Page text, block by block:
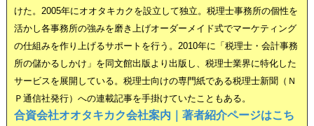
けた。2005年にオオタキカクを設立して独立。税理士事務所の個性を
活かし各事務所の強みを磨き上げオーダーメイド式でマーケティング
の仕組みを作り上げるサポートを行う。2010年に「税理士・会計事務
所の儲かるしかけ」を同文館出版より出版し、税理士業界に特化した
サービスを展開している。税理士向けの専門紙である税理士新聞（Ｎ
Ｐ通信社発行）への連載記事を手掛けていたこともある。
合資会社オオタキカク会社案内｜著者紹介ページはこち